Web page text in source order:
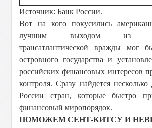
Источник: Банк России.
Вот на кого покусились
лучшим выходом из
трансатлантической вражды мог
островного государства и
российских финансовых интересов
контроля. Сразу найдется
России стран, которые быстро
финансовый миропорядок.
ПОМОЖЕМ СЕНТ-КИТСУ И